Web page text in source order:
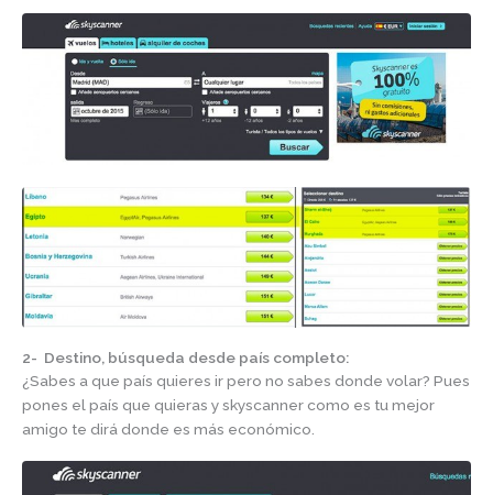
2- Destino, búsqueda desde país completo:
¿Sabes a que país quieres ir pero no sabes donde volar? Pues
pones el país que quieras y skyscanner como es tu mejor
amigo te dirá donde es más económico.